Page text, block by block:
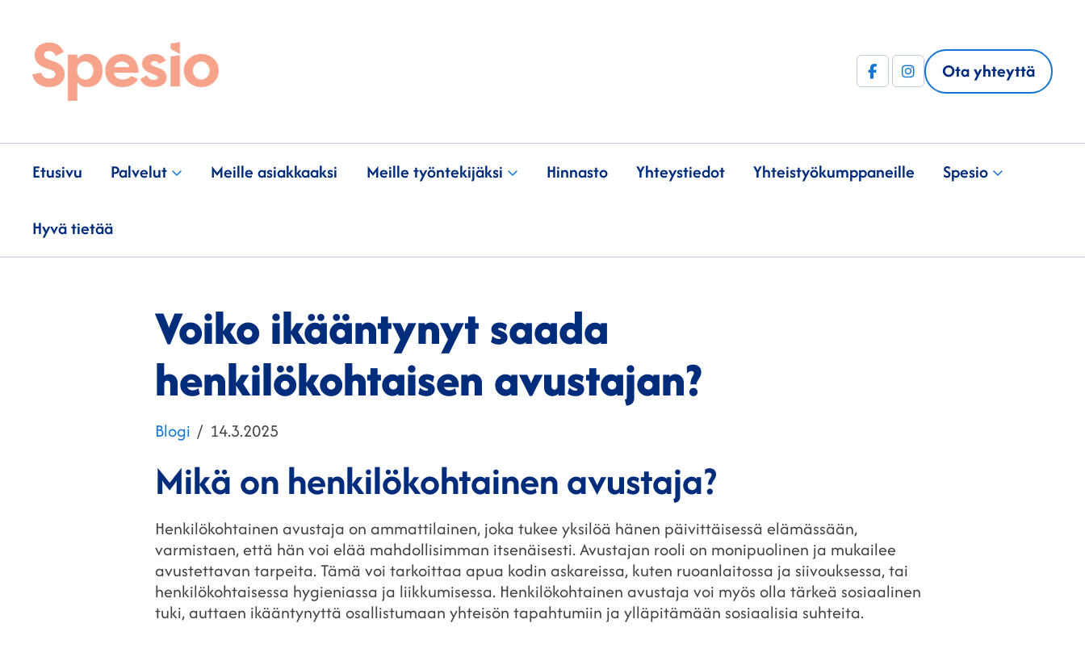
FacebookInstagramOta yhteyttä
Etusivu Palvelut Meille asiakkaaksi Meille työntekijäksi Hinnasto Yhteystiedot Yhteistyö­kumppaneille Spesio
Hyvä tietää
Voiko ikääntynyt saada
henkilökohtaisen avustajan?
Kategoriat
Blogi Julkaistu
14.3.2025
Mikä on henkilökohtainen avustaja?
Henkilökohtainen avustaja on ammattilainen, joka tukee yksilöä hänen päivittäisessä elämässään,
varmistaen, että hän voi elää mahdollisimman itsenäisesti. Avustajan rooli on monipuolinen ja mukailee
avustettavan tarpeita. Tämä voi tarkoittaa apua kodin askareissa, kuten ruoanlaitossa ja siivouksessa, tai
henkilökohtaisessa hygieniassa ja liikkumisessa. Henkilökohtainen avustaja voi myös olla tärkeä sosiaalinen
tuki, auttaen ikääntynyttä osallistumaan yhteisön tapahtumiin ja ylläpitämään sosiaalisia suhteita.